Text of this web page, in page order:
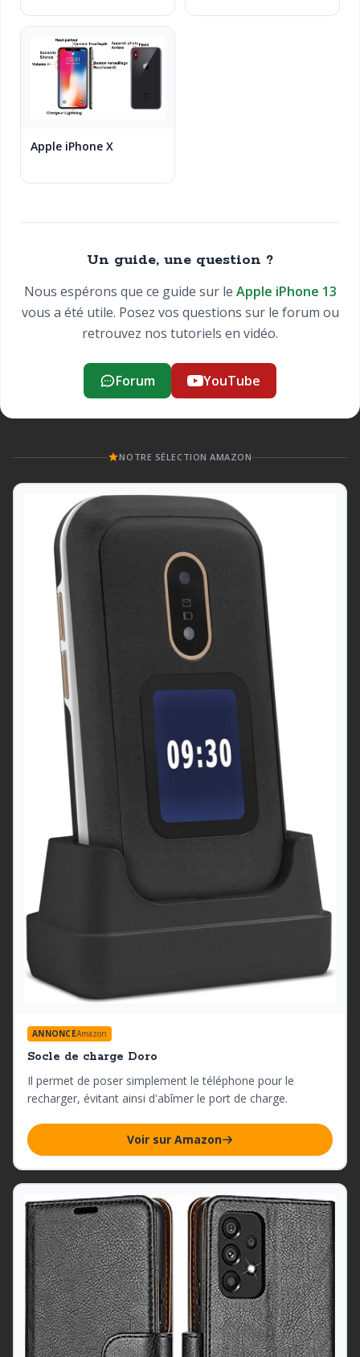
Apple iPhone X
Un guide, une question ?
Nous espérons que ce guide sur le Apple iPhone 13
vous a été utile. Posez vos questions sur le forum ou
retrouvez nos tutoriels en vidéo.
Forum YouTube
NOTRE SÉLECTION AMAZON
ANNONCEAmazon
Socle de charge Doro
Il permet de poser simplement le téléphone pour le
recharger, évitant ainsi d'abîmer le port de charge.
Voir sur Amazon